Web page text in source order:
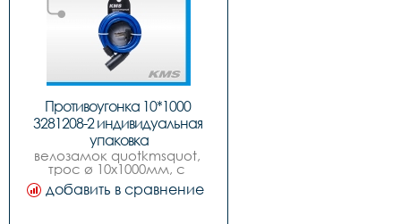
Противоугонка 10*1000
3281208-2 индивидуальная
упаковка
велозамок quotkmsquot,
трос ø 10x1000мм, с
ключом, 4 цвета.
добавить в сравнение